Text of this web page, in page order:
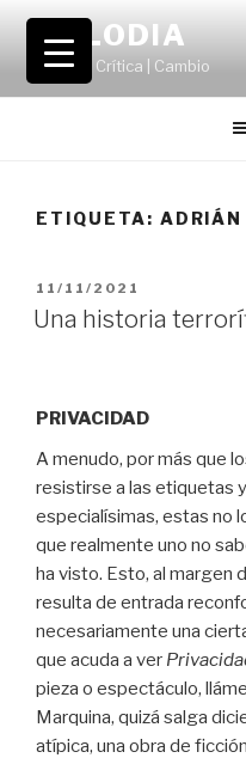
Saltar
contenido
VOLODIA
Teatro | Crítica | Cambio
ETIQUETA:
PUBLICADO
EL
11/11/2021
Una historia
PRIVACIDAD
A menudo, por más que
resistirse a las etiquetas
especialísimas, estas no
que realmente uno no
ha visto. Esto, al margen
resulta de entrada
necesariamente una
que acuda a ver
pieza o espectáculo,
Marquina, quizá salga
atípica, una obra de